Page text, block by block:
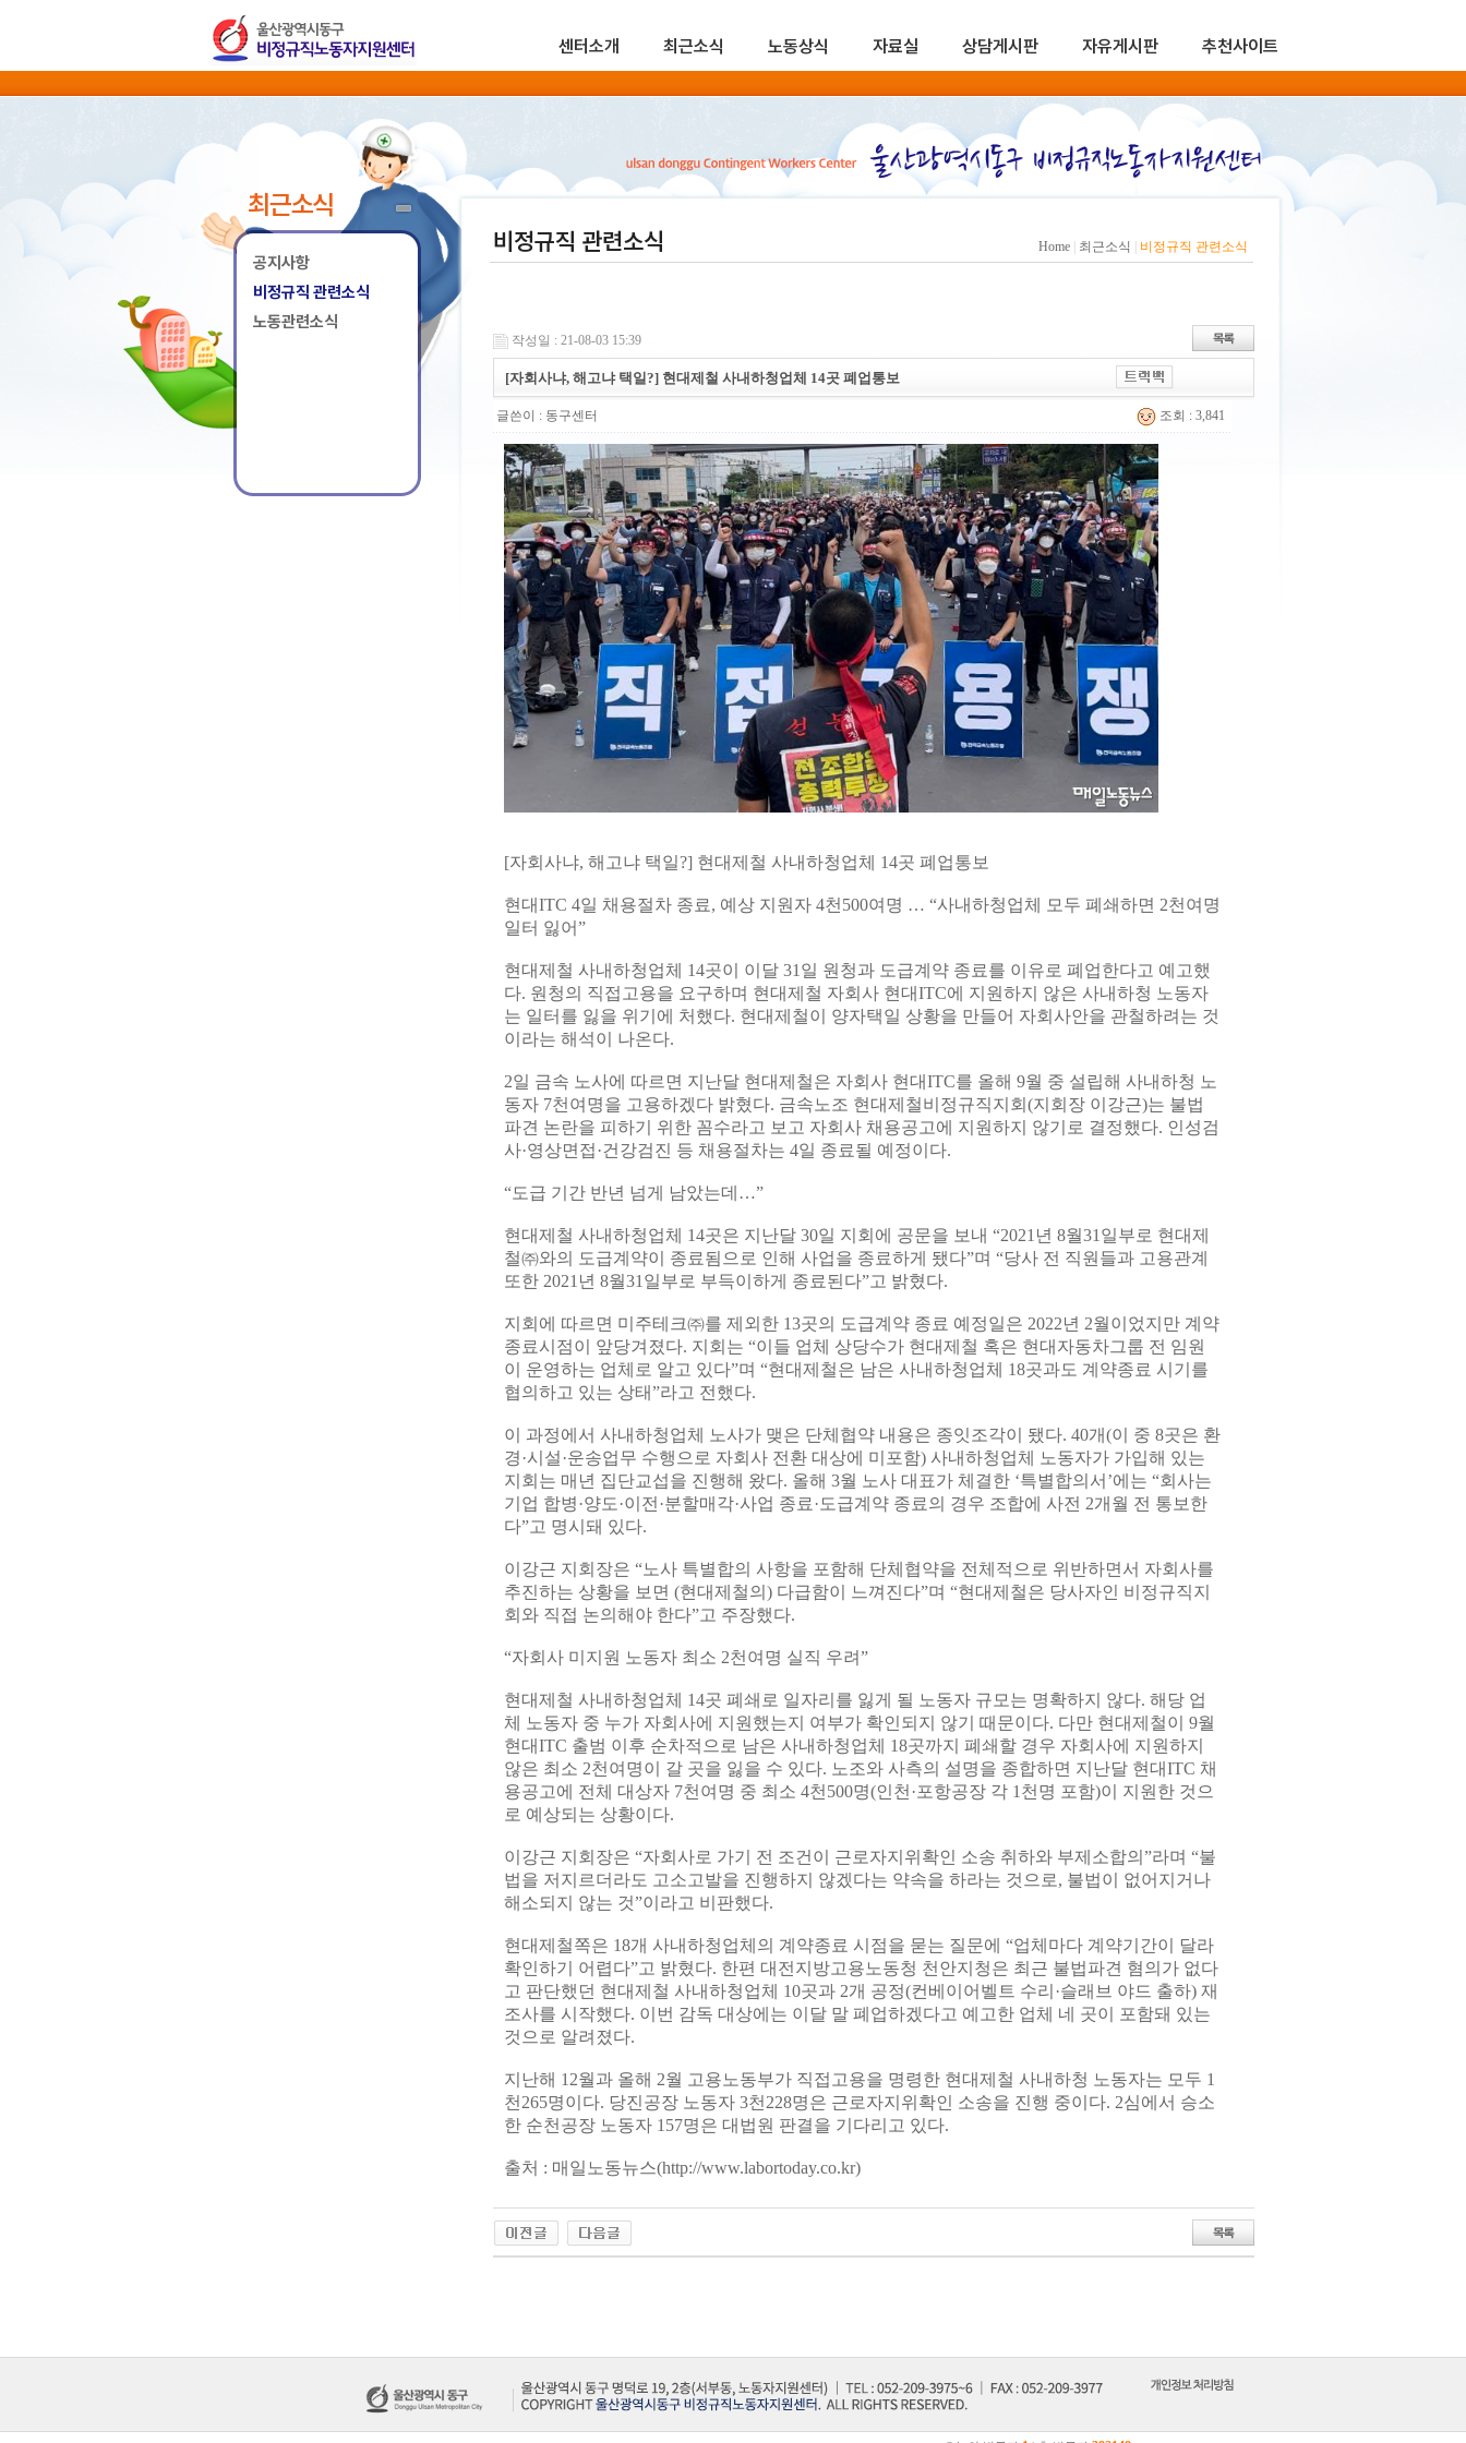
센터소개 최근소식 노동상식 자료실 상담게시판 자유게시판 추천사이트
최근소식
공지사항
비정규직 관련소식
노동관련소식
비정규직 관련소식 Home 최근소식 비정규직 관련소식
작성일 : 21-08-03 15:39
[자회사냐, 해고냐 택일?] 현대제철 사내하청업체 14곳 폐업통보
글쓴이 : 동구센터 조회 : 3,841
[자회사냐, 해고냐 택일?] 현대제철 사내하청업체 14곳 폐업통보
현대ITC 4일 채용절차 종료, 예상 지원자 4천500여명 … “사내하청업체 모두 폐쇄하면 2천여명
일터 잃어”
현대제철 사내하청업체 14곳이 이달 31일 원청과 도급계약 종료를 이유로 폐업한다고 예고했
다. 원청의 직접고용을 요구하며 현대제철 자회사 현대ITC에 지원하지 않은 사내하청 노동자
는 일터를 잃을 위기에 처했다. 현대제철이 양자택일 상황을 만들어 자회사안을 관철하려는 것
이라는 해석이 나온다.
2일 금속 노사에 따르면 지난달 현대제철은 자회사 현대ITC를 올해 9월 중 설립해 사내하청 노
동자 7천여명을 고용하겠다 밝혔다. 금속노조 현대제철비정규직지회(지회장 이강근)는 불법
파견 논란을 피하기 위한 꼼수라고 보고 자회사 채용공고에 지원하지 않기로 결정했다. 인성검
사·영상면접·건강검진 등 채용절차는 4일 종료될 예정이다.
“도급 기간 반년 넘게 남았는데…”
현대제철 사내하청업체 14곳은 지난달 30일 지회에 공문을 보내 “2021년 8월31일부로 현대제
철㈜와의 도급계약이 종료됨으로 인해 사업을 종료하게 됐다”며 “당사 전 직원들과 고용관계
또한 2021년 8월31일부로 부득이하게 종료된다”고 밝혔다.
지회에 따르면 미주테크㈜를 제외한 13곳의 도급계약 종료 예정일은 2022년 2월이었지만 계약
종료시점이 앞당겨졌다. 지회는 “이들 업체 상당수가 현대제철 혹은 현대자동차그룹 전 임원
이 운영하는 업체로 알고 있다”며 “현대제철은 남은 사내하청업체 18곳과도 계약종료 시기를
협의하고 있는 상태”라고 전했다.
이 과정에서 사내하청업체 노사가 맺은 단체협약 내용은 종잇조각이 됐다. 40개(이 중 8곳은 환
경·시설·운송업무 수행으로 자회사 전환 대상에 미포함) 사내하청업체 노동자가 가입해 있는
지회는 매년 집단교섭을 진행해 왔다. 올해 3월 노사 대표가 체결한 ‘특별합의서’에는 “회사는
기업 합병·양도·이전·분할매각·사업 종료·도급계약 종료의 경우 조합에 사전 2개월 전 통보한
다”고 명시돼 있다.
이강근 지회장은 “노사 특별합의 사항을 포함해 단체협약을 전체적으로 위반하면서 자회사를
추진하는 상황을 보면 (현대제철의) 다급함이 느껴진다”며 “현대제철은 당사자인 비정규직지
회와 직접 논의해야 한다”고 주장했다.
“자회사 미지원 노동자 최소 2천여명 실직 우려”
현대제철 사내하청업체 14곳 폐쇄로 일자리를 잃게 될 노동자 규모는 명확하지 않다. 해당 업
체 노동자 중 누가 자회사에 지원했는지 여부가 확인되지 않기 때문이다. 다만 현대제철이 9월
현대ITC 출범 이후 순차적으로 남은 사내하청업체 18곳까지 폐쇄할 경우 자회사에 지원하지
않은 최소 2천여명이 갈 곳을 잃을 수 있다. 노조와 사측의 설명을 종합하면 지난달 현대ITC 채
용공고에 전체 대상자 7천여명 중 최소 4천500명(인천·포항공장 각 1천명 포함)이 지원한 것으
로 예상되는 상황이다.
이강근 지회장은 “자회사로 가기 전 조건이 근로자지위확인 소송 취하와 부제소합의”라며 “불
법을 저지르더라도 고소고발을 진행하지 않겠다는 약속을 하라는 것으로, 불법이 없어지거나
해소되지 않는 것”이라고 비판했다.
현대제철쪽은 18개 사내하청업체의 계약종료 시점을 묻는 질문에 “업체마다 계약기간이 달라
확인하기 어렵다”고 밝혔다. 한편 대전지방고용노동청 천안지청은 최근 불법파견 혐의가 없다
고 판단했던 현대제철 사내하청업체 10곳과 2개 공정(컨베이어벨트 수리·슬래브 야드 출하) 재
조사를 시작했다. 이번 감독 대상에는 이달 말 폐업하겠다고 예고한 업체 네 곳이 포함돼 있는
것으로 알려졌다.
지난해 12월과 올해 2월 고용노동부가 직접고용을 명령한 현대제철 사내하청 노동자는 모두 1
천265명이다. 당진공장 노동자 3천228명은 근로자지위확인 소송을 진행 중이다. 2심에서 승소
한 순천공장 노동자 157명은 대법원 판결을 기다리고 있다.
출처 : 매일노동뉴스(http://www.labortoday.co.kr)